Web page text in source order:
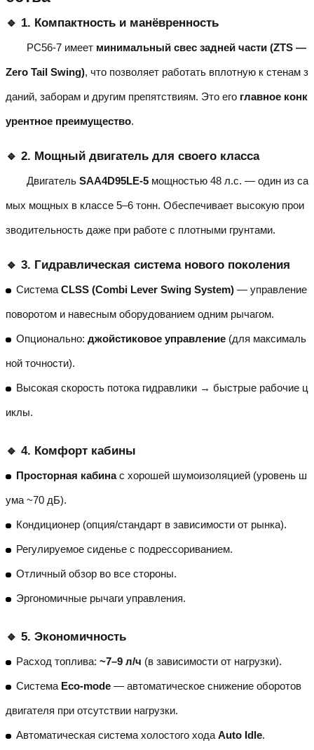
🔹 1. Компактность и манёвренность
PC56-7 имеет минимальный свес задней части (ZTS —
Zero Tail Swing), что позволяет работать вплотную к стенам з
даний, заборам и другим препятствиям. Это его главное конк
урентное преимущество.
🔹 2. Мощный двигатель для своего класса
Двигатель SAA4D95LE-5 мощностью 48 л.с. — один из са
мых мощных в классе 5–6 тонн. Обеспечивает высокую прои
зводительность даже при работе с плотными грунтами.
🔹 3. Гидравлическая система нового поколения
Система CLSS (Combi Lever Swing System) — управление
поворотом и навесным оборудованием одним рычагом.
Опционально: джойстиковое управление (для максималь
ной точности).
Высокая скорость потока гидравлики → быстрые рабочие ц
иклы.
🔹 4. Комфорт кабины
Просторная кабинас хорошей шумоизоляцией (уровень ш
ума ~70 дБ).
Кондиционер (опция/стандарт в зависимости от рынка).
Регулируемое сиденье с подрессориванием.
Отличный обзор во все стороны.
Эргономичные рычаги управления.
🔹 5. Экономичность
Расход топлива: ~7–9 л/ч (в зависимости от нагрузки).
Система Eco-mode — автоматическое снижение оборотов
двигателя при отсутствии нагрузки.
Автоматическая система холостого хода Auto Idle.